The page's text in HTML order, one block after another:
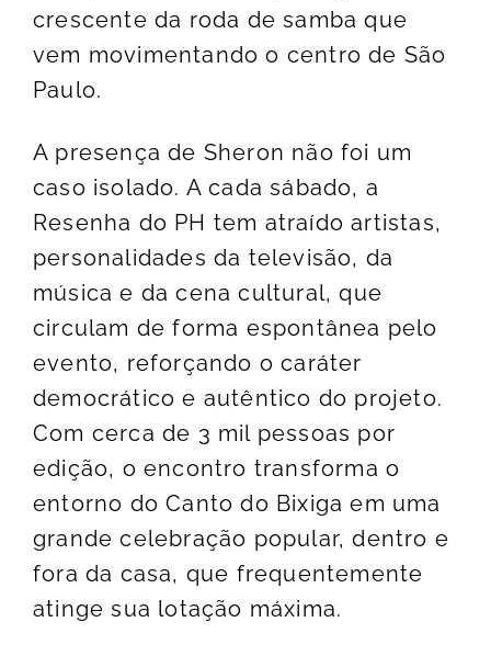
crescente da roda de samba que
vem movimentando o centro de São
Paulo.
A presença de Sheron não foi um
caso isolado. A cada sábado, a
Resenha do PH tem atraído artistas,
personalidades da televisão, da
música e da cena cultural, que
circulam de forma espontânea pelo
evento, reforçando o caráter
democrático e autêntico do projeto.
Com cerca de 3 mil pessoas por
edição, o encontro transforma o
entorno do Canto do Bixiga em uma
grande celebração popular, dentro e
fora da casa, que frequentemente
atinge sua lotação máxima.